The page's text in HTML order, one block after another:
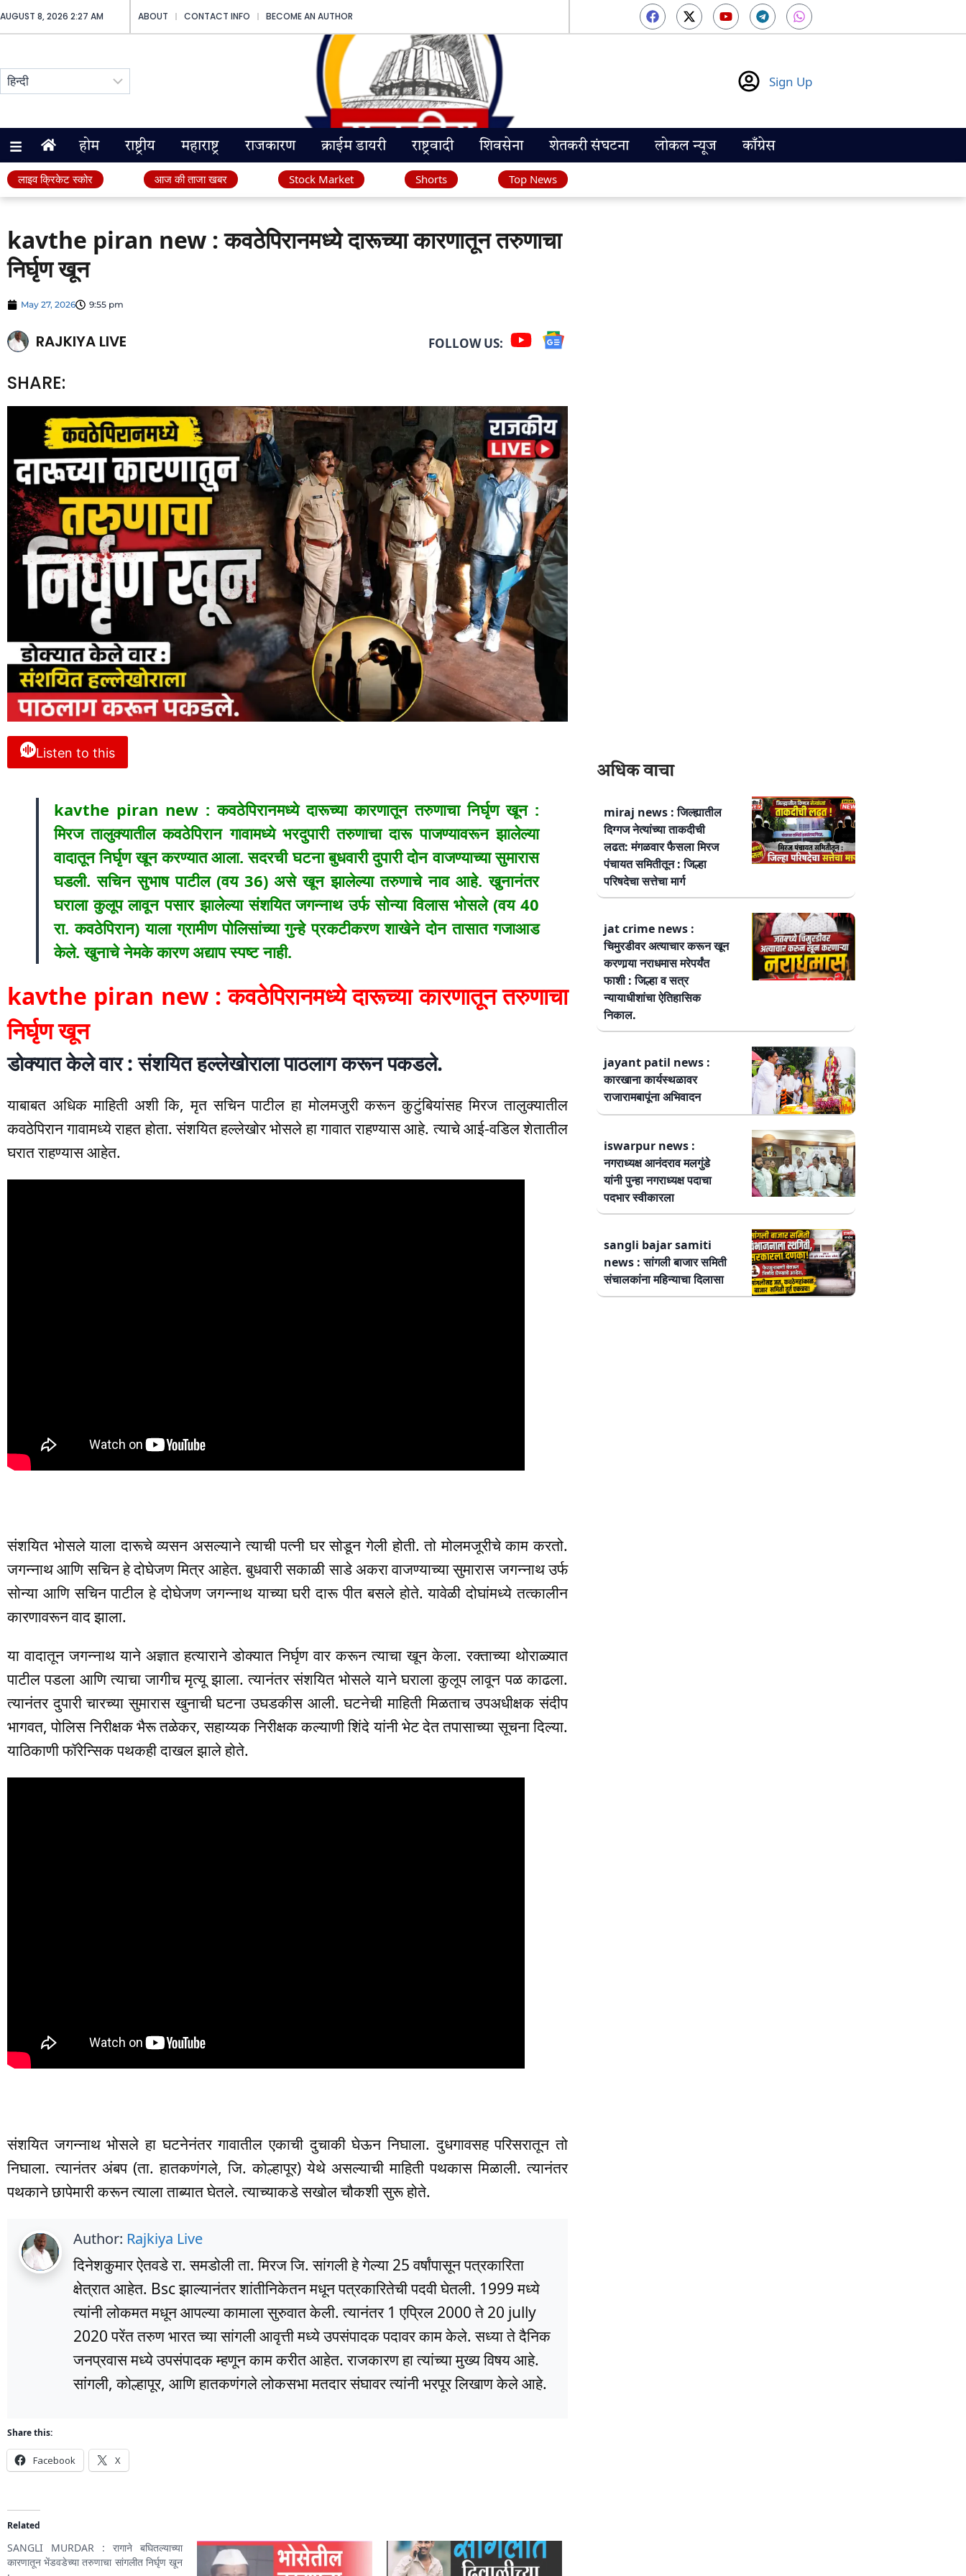
AUGUST 8, 2026 2:27 AM ABOUT CONTACT INFO BECOME AN AUTHOR
Sign Up
होम राष्ट्रीय महाराष्ट्र राजकारण क्राईम डायरी राष्ट्रवादी शिवसेना शेतकरी संघटना लोकल न्यूज काँग्रेस
लाइव क्रिकेट स्कोर आज की ताजा खबर Stock Market Shorts Top News
kavthe piran new : कवठेपिरानमध्ये दारूच्या कारणातून तरुणाचा
निर्घृण खून
May 27, 2026 9:55 pm
RAJKIYA LIVE FOLLOW US:
SHARE:
Listen to this
kavthe piran new : कवठेपिरानमध्ये दारूच्या कारणातून तरुणाचा निर्घृण खून :
मिरज तालुक्यातील कवठेपिरान गावामध्ये भरदुपारी तरुणाचा दारू पाजण्यावरून झालेल्या
वादातून निर्घृण खून करण्यात आला. सदरची घटना बुधवारी दुपारी दोन वाजण्याच्या सुमारास
घडली. सचिन सुभाष पाटील (वय 36) असे खून झालेल्या तरुणाचे नाव आहे. खुनानंतर
घराला कुलूप लावून पसार झालेल्या संशयित जगन्नाथ उर्फ सोन्या विलास भोसले (वय 40
रा. कवठेपिरान) याला ग्रामीण पोलिसांच्या गुन्हे प्रकटीकरण शाखेने दोन तासात गजाआड
केले. खुनाचे नेमके कारण अद्याप स्पष्ट नाही.
kavthe piran new : कवठेपिरानमध्ये दारूच्या कारणातून तरुणाचा
निर्घृण खून
डोक्यात केले वार : संशयित हल्लेखोराला पाठलाग करून पकडले.
याबाबत अधिक माहिती अशी कि, मृत सचिन पाटील हा मोलमजुरी करून कुटुंबियांसह मिरज तालुक्यातील
कवठेपिरान गावामध्ये राहत होता. संशयित हल्लेखोर भोसले हा गावात राहण्यास आहे. त्याचे आई-वडिल शेतातील
घरात राहण्यास आहेत.
संशयित भोसले याला दारूचे व्यसन असल्याने त्याची पत्नी घर सोडून गेली होती. तो मोलमजूरीचे काम करतो.
जगन्नाथ आणि सचिन हे दोघेजण मित्र आहेत. बुधवारी सकाळी साडे अकरा वाजण्याच्या सुमारास जगन्नाथ उर्फ
सोन्या आणि सचिन पाटील हे दोघेजण जगन्नाथ याच्या घरी दारू पीत बसले होते. यावेळी दोघांमध्ये तत्कालीन
कारणावरून वाद झाला.
या वादातून जगन्नाथ याने अज्ञात हत्याराने डोक्यात निर्घृण वार करून त्याचा खून केला. रक्ताच्या थोराळ्यात
पाटील पडला आणि त्याचा जागीच मृत्यू झाला. त्यानंतर संशयित भोसले याने घराला कुलूप लावून पळ काढला.
त्यानंतर दुपारी चारच्या सुमारास खुनाची घटना उघडकीस आली. घटनेची माहिती मिळताच उपअधीक्षक संदीप
भागवत, पोलिस निरीक्षक भैरू तळेकर, सहाय्यक निरीक्षक कल्याणी शिंदे यांनी भेट देत तपासाच्या सूचना दिल्या.
याठिकाणी फॉरेन्सिक पथकही दाखल झाले होते.
संशयित जगन्नाथ भोसले हा घटनेनंतर गावातील एकाची दुचाकी घेऊन निघाला. दुधगावसह परिसरातून तो
निघाला. त्यानंतर अंबप (ता. हातकणंगले, जि. कोल्हापूर) येथे असल्याची माहिती पथकास मिळाली. त्यानंतर
पथकाने छापेमारी करून त्याला ताब्यात घेतले. त्याच्याकडे सखोल चौकशी सुरू होते.
Author: Rajkiya Live
दिनेशकुमार ऐतवडे रा. समडोली ता. मिरज जि. सांगली हे गेल्या 25 वर्षांपासून पत्रकारिता
क्षेत्रात आहेत. Bsc झाल्यानंतर शांतीनिकेतन मधून पत्रकारितेची पदवी घेतली. 1999 मध्ये
त्यांनी लोकमत मधून आपल्या कामाला सुरुवात केली. त्यानंतर 1 एप्रिल 2000 ते 20 jully
2020 परेंत तरुण भारत च्या सांगली आवृत्ती मध्ये उपसंपादक पदावर काम केले. सध्या ते दैनिक
जनप्रवास मध्ये उपसंपादक म्हणून काम करीत आहेत. राजकारण हा त्यांच्या मुख्य विषय आहे.
सांगली, कोल्हापूर, आणि हातकणंगले लोकसभा मतदार संघावर त्यांनी भरपूर लिखाण केले आहे.
Share this:
Facebook X
Related
SANGLI MURDAR : रागाने बघितल्याच्या
कारणातून भेंडवडेच्या तरुणाचा सांगलीत निर्घृण खून
अधिक वाचा
miraj news : जिल्ह्यातील
दिग्गज नेत्यांच्या ताकदीची
लढत: मंगळवार फैसला मिरज
पंचायत समितीतून : जिल्हा
परिषदेचा सत्तेचा मार्ग
jat crime news :
चिमुरडीवर अत्याचार करून खून
करणार्‍या नराधमास मरेपर्यंत
फाशी : जिल्हा व सत्र
न्यायाधीशांचा ऐतिहासिक
निकाल.
jayant patil news :
कारखाना कार्यस्थळावर
राजारामबापूंना अभिवादन
iswarpur news :
नगराध्यक्ष आनंदराव मलगुंडे
यांनी पुन्हा नगराध्यक्ष पदाचा
पदभार स्वीकारला
sangli bajar samiti
news : सांगली बाजार समिती
संचालकांना महिन्याचा दिलासा